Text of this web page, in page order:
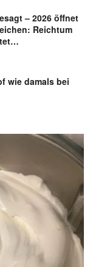
– 2026 öffnet
Reichtum
wie damals bei